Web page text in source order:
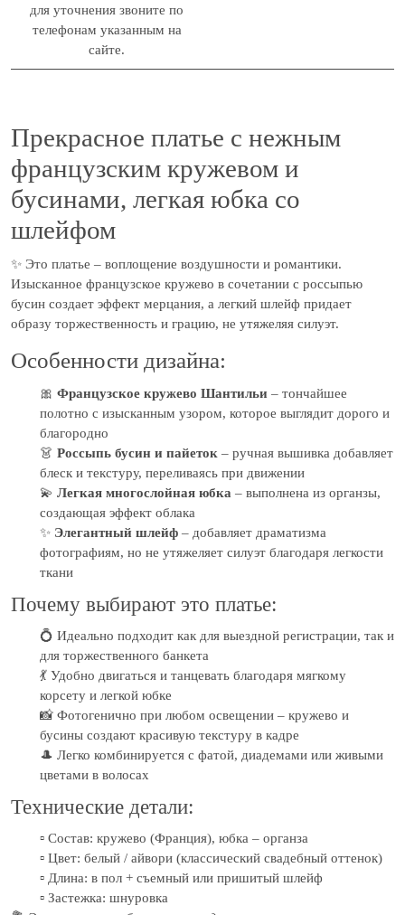
для уточнения звоните по
телефонам указанным на
сайте.
Прекрасное платье с нежным
французским кружевом и
бусинами, легкая юбка со
шлейфом
✨ Это платье – воплощение воздушности и романтики.
Изысканное французское кружево в сочетании с россыпью
бусин создает эффект мерцания, а легкий шлейф придает
образу торжественность и грацию, не утяжеляя силуэт.
Особенности дизайна:
🎀 Французское кружево Шантильи – тончайшее
полотно с изысканным узором, которое выглядит дорого и
благородно
👗 Россыпь бусин и пайеток – ручная вышивка добавляет
блеск и текстуру, переливаясь при движении
💫 Легкая многослойная юбка – выполнена из органзы,
создающая эффект облака
✨ Элегантный шлейф – добавляет драматизма
фотографиям, но не утяжеляет силуэт благодаря легкости
ткани
Почему выбирают это платье:
💍 Идеально подходит как для выездной регистрации, так и
для торжественного банкета
💃 Удобно двигаться и танцевать благодаря мягкому
корсету и легкой юбке
📸 Фотогенично при любом освещении – кружево и
бусины создают красивую текстуру в кадре
🎩 Легко комбинируется с фатой, диадемами или живыми
цветами в волосах
Технические детали:
▫️ Состав: кружево (Франция), юбка – органза
▫️ Цвет: белый / айвори (классический свадебный оттенок)
▫️ Длина: в пол + съемный или пришитый шлейф
▫️ Застежка: шнуровка